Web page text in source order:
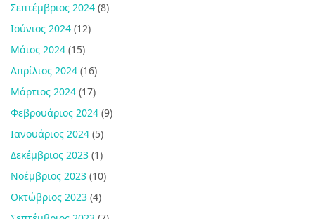
Σεπτέμβριος 2024 (8)
Ιούνιος 2024 (12)
Μάιος 2024 (15)
Απρίλιος 2024 (16)
Μάρτιος 2024 (17)
Φεβρουάριος 2024 (9)
Ιανουάριος 2024 (5)
Δεκέμβριος 2023 (1)
Νοέμβριος 2023 (10)
Οκτώβριος 2023 (4)